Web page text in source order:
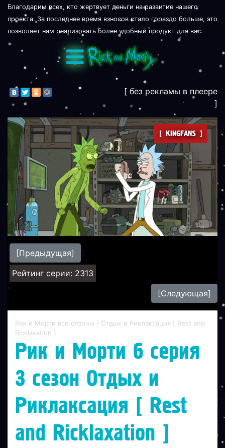
Благодарим всех, кто жертвует деньги на развитие нашего
проекта. За последнее время взносов стало гораздо больше, это
позволяет нам реализовать более удобный продукт для вас.
[ без рекламы в плеере
]
[ KINGFANS ]
' [Предыдущая] ';
Рейтинг серии: 2313
'
[Следующая]
'
Рик и Морти все сезоны / Отдых и Риклаксация [ Rest and
Ricklaxation ]
Рик и Морти 6 серия
3 сезон Отдых и
Риклаксация [ Rest
and Ricklaxation ]